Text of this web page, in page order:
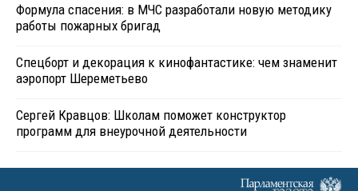
Формула спасения: в МЧС разработали новую методику
работы пожарных бригад
Спецборт и декорация к кинофантастике: чем знаменит
аэропорт Шереметьево
Сергей Кравцов: Школам поможет конструктор
программ для внеурочной деятельности